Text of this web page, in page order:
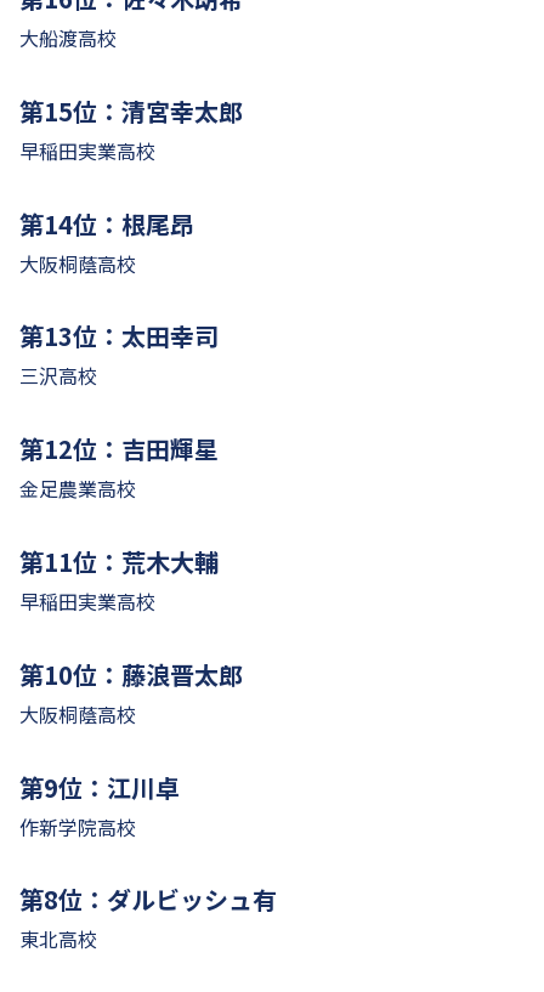
大船渡高校
第15位：清宮幸太郎
早稲田実業高校
第14位：根尾昂
大阪桐蔭高校
第13位：太田幸司
三沢高校
第12位：吉田輝星
金足農業高校
第11位：荒木大輔
早稲田実業高校
第10位：藤浪晋太郎
大阪桐蔭高校
第9位：江川卓
作新学院高校
第8位：ダルビッシュ有
東北高校